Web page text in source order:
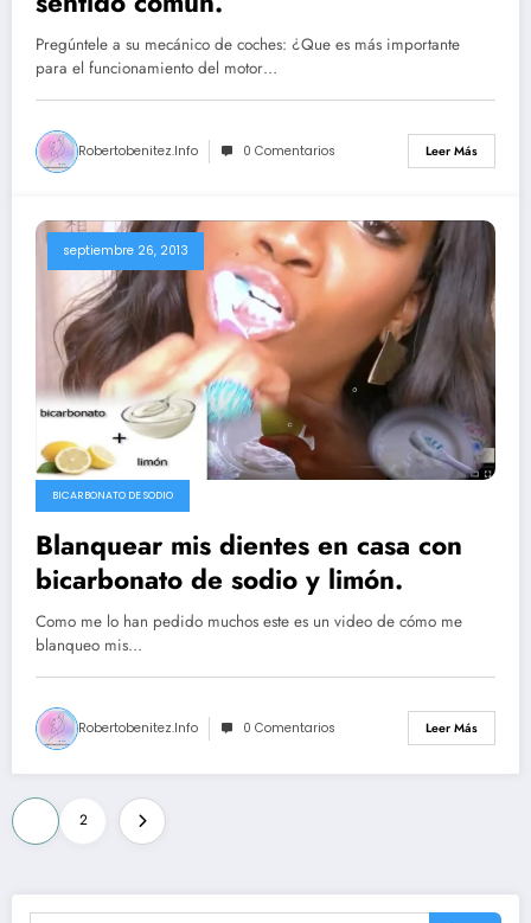
Pregúntele a su mecánico de coches: ¿Que es más importante
para el funcionamiento del motor…
Robertobenitez.info 0 Comentarios Leer Más
septiembre 26, 2013
BICARBONATO DE SODIO
Blanquear mis dientes en casa con
bicarbonato de sodio y limón.
Como me lo han pedido muchos este es un video de cómo me
blanqueo mis…
Robertobenitez.info 0 Comentarios Leer Más
Paginación
de
entradas
2